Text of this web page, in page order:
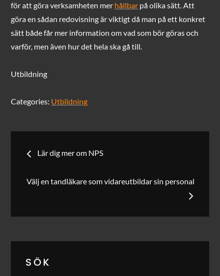
för att göra verksamheten mer hållbar på olika sätt. Att
göra en sådan redovisning är viktigt då man på ett konkret
sätt både får mer information om vad som bör göras och
varför, men även hur det hela ska gå till.
Utbildning
Categories: Utbildning
Inläggsnavigering
Lär dig mer om NPS
Välj en tandläkare som vidareutbildar sin personal
SÖK